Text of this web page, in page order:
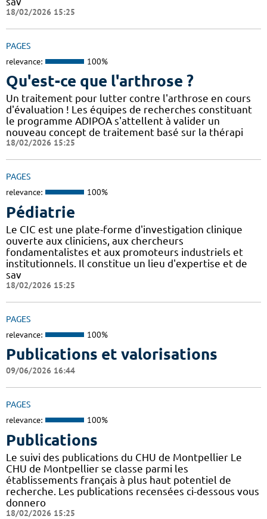
18/02/2026 15:25
PAGES
relevance: 100%
Qu'est-ce que l'arthrose ?
Un traitement pour lutter contre l'arthrose en cours
d'évaluation ! Les équipes de recherches constituant
le programme ADIPOA s'attellent à valider un
nouveau concept de traitement basé sur la thérapi
18/02/2026 15:25
PAGES
relevance: 100%
Pédiatrie
Le CIC est une plate-forme d'investigation clinique
ouverte aux cliniciens, aux chercheurs
fondamentalistes et aux promoteurs industriels et
institutionnels. Il constitue un lieu d'expertise et de
sav
18/02/2026 15:25
PAGES
relevance: 100%
Publications et valorisations
09/06/2026 16:44
PAGES
relevance: 100%
Publications
Le suivi des publications du CHU de Montpellier Le
CHU de Montpellier se classe parmi les
établissements français à plus haut potentiel de
recherche. Les publications recensées ci-dessous vous
donnero
18/02/2026 15:25